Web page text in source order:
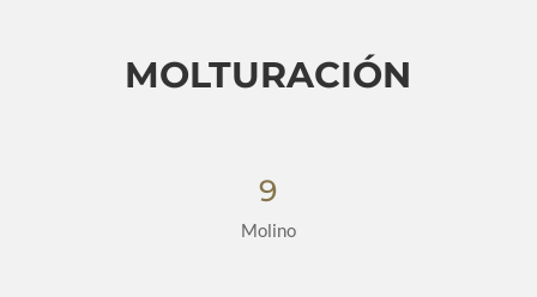
MOLTURACIÓN
9
Molino